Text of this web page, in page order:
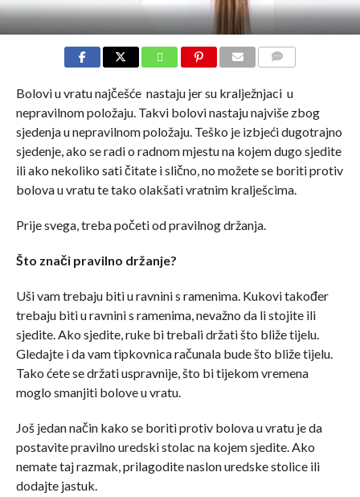
Bolovi u vratu najčešće nastaju jer su kralježnjaci u
nepravilnom položaju. Takvi bolovi nastaju najviše zbog
sjedenja u nepravilnom položaju. Teško je izbjeći dugotrajno
sjedenje, ako se radi o radnom mjestu na kojem dugo sjedite
ili ako nekoliko sati čitate i slično, no možete se boriti protiv
bolova u vratu te tako olakšati vratnim kralješcima.
Prije svega, treba početi od pravilnog držanja.
Što znači pravilno držanje?
Uši vam trebaju biti u ravnini s ramenima. Kukovi također
trebaju biti u ravnini s ramenima, nevažno da li stojite ili
sjedite. Ako sjedite, ruke bi trebali držati što bliže tijelu.
Gledajte i da vam tipkovnica računala bude što bliže tijelu.
Tako ćete se držati uspravnije, što bi tijekom vremena
moglo smanjiti bolove u vratu.
Još jedan način kako se boriti protiv bolova u vratu je da
postavite pravilno uredski stolac na kojem sjedite. Ako
nemate taj razmak, prilagodite naslon uredske stolice ili
dodajte jastuk.